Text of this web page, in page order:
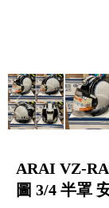
ARAI VZ-
圖 3/4 半罩